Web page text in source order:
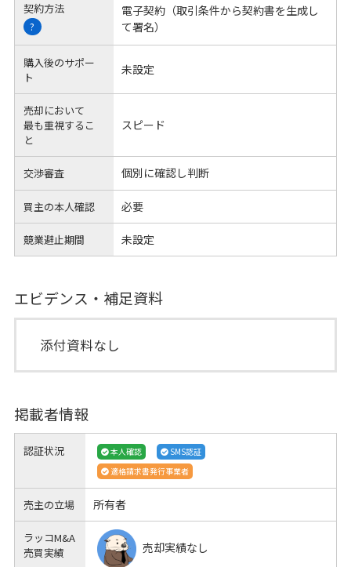
契約方法
?
電子契約（取引条件から契約書を生成し
て署名）
購入後のサポー
ト
未設定
売却において
最も重視するこ
と
スピード
交渉審査 個別に確認し判断
買主の本人確認 必要
競業避止期間 未設定
エビデンス・補足資料
添付資料なし
掲載者情報
認証状況 本人確認
SMS認証
適格請求書発行事業者
売主の立場 所有者
ラッコM&A
売買実績
売却実績なし